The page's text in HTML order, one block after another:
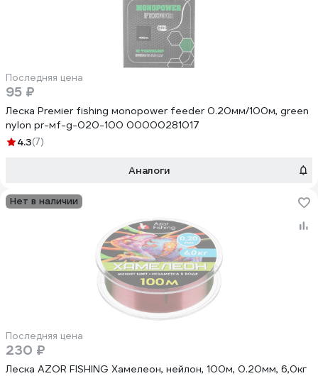
Последняя цена
95 ₽
Леска Preмier fishing мonopower feeder 0.20мм/100м, green
nylon pr-мf-g-020-100 00000281017
4.3(7)
Аналоги
Нет в наличии
Последняя цена
230 ₽
Леска AZOR FISHING Хамелеон, нейлон, 100м, 0.20мм, 6,0кг